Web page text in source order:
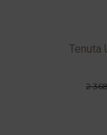
Tenuta
2